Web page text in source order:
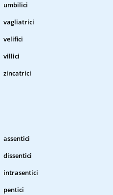
umbilici
vagliatrici
velifici
villici
zincatrici
assentici
dissentici
intrasentici
pentici